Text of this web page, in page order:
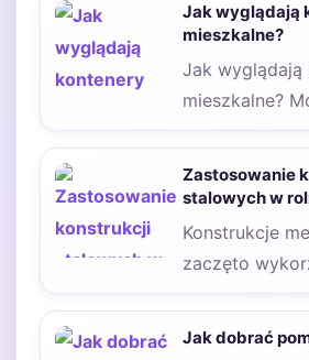
Jak wyglądają
mieszkalne?
Jak wyglądają
mieszkalne?
szybkiego
jednocześnie
wygodą…
Zastosowanie
stalowych w
Konstrukcje
zaczęto
budownictwie
XIX wieku. Ale
Jak dobrać